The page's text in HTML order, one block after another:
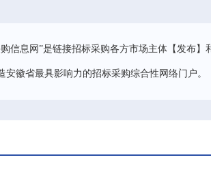
信息网”是链接招标采购各方市场主体【发布
安徽省最具影响力的招标采购综合性网络门户。